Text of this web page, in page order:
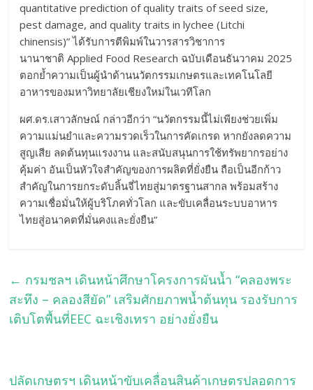
quantitative prediction of quality traits of seed size,
pest damage, and quality traits in lychee (Litchi
chinensis)” ได้รับการตีพิมพ์ในวารสารวิชาการ
นานาชาติ Applied Food Research ฉบับเดือนธันวาคม 2025
ตอกย้ำความเป็นผู้นำด้านนวัตกรรมเกษตรและเทคโนโลยี
อาหารของมหาวิทยาลัยเชียงใหม่ในเวทีโลก
​ผศ.ดร.เสาวลักษณ์ กล่าวอีกว่า “นวัตกรรมนี้ไม่เพียงช่วยเพิ่ม
ความแม่นยำและความรวดเร็วในการคัดเกรด หากยังลดความ
สูญเสีย ลดต้นทุนแรงงาน และสนับสนุนการใช้ทรัพยากรอย่าง
คุ้มค่า อันเป็นหัวใจสำคัญของการผลิตที่ยั่งยืน ถือเป็นอีกก้าว
สำคัญในการยกระดับลิ้นจี่ไทยสู่มาตรฐานสากล พร้อมสร้าง
ความเชื่อมั่นให้ผู้บริโภคทั่วโลก และขับเคลื่อนระบบอาหาร
ไทยสู่อนาคตที่มั่นคงและยั่งยืน”
← กรมชลฯ เดินหน้าศึกษาโครงการผันน้ำ “คลองพระ
สะทึง – คลองสียัด” เสริมศักยภาพน้ำต้นทุน รองรับการ
เติบโตพื้นที่EEC ฉะเชิงเทรา อย่างยั่งยืน
ปลัดเกษตรฯ เดินหน้าขับเคลื่อนสินค้าเกษตรปลอดการ